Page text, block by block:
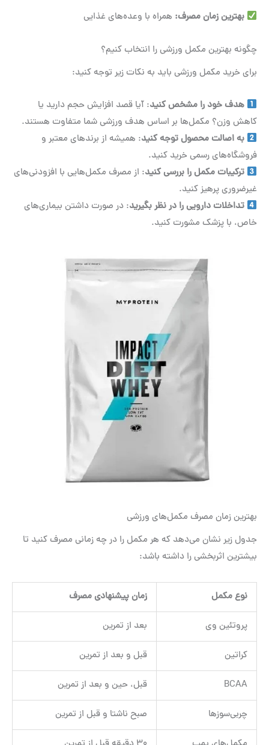
بهترین زمان مصرف: همراه با وعده‌های غذایی
چگونه بهترین مکمل ورزشی را انتخاب کنیم؟
برای خرید مکمل ورزشی باید به نکات زیر توجه کنید:
هدف خود را مشخص کنید: آیا قصد افزایش حجم دارید یا
کاهش وزن؟ مکمل‌ها بر اساس هدف ورزشی شما متفاوت هستند.
به اصالت محصول توجه کنید: همیشه از برندهای معتبر و
فروشگاه‌های رسمی خرید کنید.
ترکیبات مکمل را بررسی کنید: از مصرف مکمل‌هایی با افزودنی‌های
غیرضروری پرهیز کنید.
تداخلات دارویی را در نظر بگیرید: در صورت داشتن بیماری‌های
خاص، با پزشک مشورت کنید.
بهترین زمان مصرف مکمل‌های ورزشی
جدول زیر نشان می‌دهد که هر مکمل را در چه زمانی مصرف کنید تا
بیشترین اثربخشی را داشته باشد:
نوع مکمل زمان پیشنهادی مصرف
پروتئین وی بعد از تمرین
کراتین قبل و بعد از تمرین
BCAA قبل، حین و بعد از تمرین
چربی‌سوزها صبح ناشتا و قبل از تمرین